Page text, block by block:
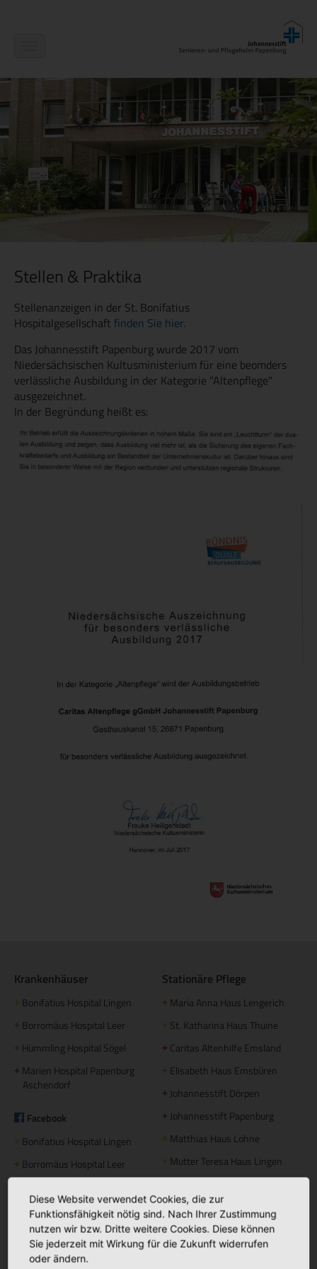
Stellen & Praktika
Stellenanzeigen in der St. Bonifatius
Hospitalgesellschaft finden Sie hier.
Das Johannesstift Papenburg wurde 2017 vom
Niedersächsischen Kultusministerium für eine beomders
verlässliche Ausbildung in der Kategorie "Altenpflege"
ausgezeichnet.
In der Begründung heißt es:
Krankenhäuser
+ Bonifatius Hospital Lingen
+ Borromäus Hospital Leer
+ Hümmling Hospital Sögel
+ Marien Hospital Papenburg
Aschendorf
Facebook
+ Bonifatius Hospital Lingen
+ Borromäus Hospital Leer
Marien Hospital Papenburg
Aschendorf
Instagram
Stationäre Pflege
+ Maria Anna Haus Lengerich
+ St. Katharina Haus Thuine
+ Caritas Altenhilfe Emsland
Elisabeth Haus Emsbüren
+ Johannesstift Dörpen
+ Johannesstift Papenburg
+ Matthias Haus Lohne
+ Mutter Teresa Haus Lingen
Tagespflege
+ Maria Anna Haus Lengerich
Diese Website verwendet Cookies, die zur
Funktionsfähigkeit nötig sind. Nach Ihrer Zustimmung
nutzen wir bzw. Dritte weitere Cookies. Diese können
Sie jederzeit mit Wirkung für die Zukunft widerrufen
oder ändern.